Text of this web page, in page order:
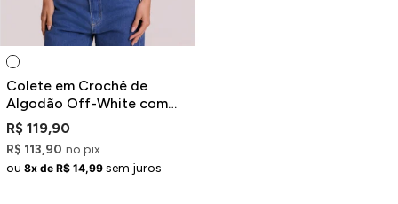
Colete em Crochê de
Algodão Off-White com
Amarração
R$ 119,90
R$ 113,90 no pix
ou 8x de R$ 14,99 sem juros